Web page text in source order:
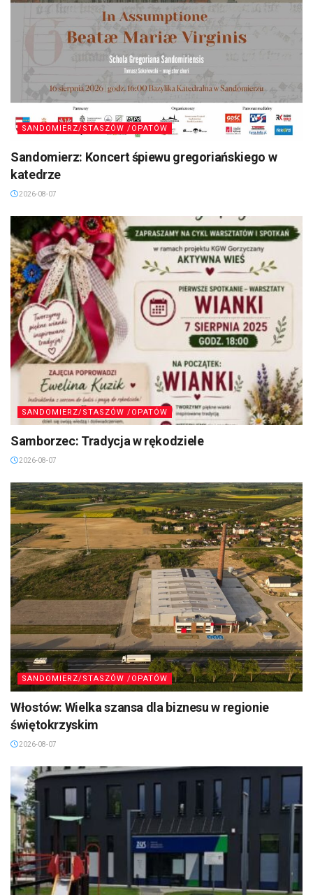
SANDOMIERZ/STASZÓW /OPATÓW
Sandomierz: Koncert śpiewu gregoriańskiego w
katedrze
2026-08-07
SANDOMIERZ/STASZÓW /OPATÓW
Samborzec: Tradycja w rękodziele
2026-08-07
SANDOMIERZ/STASZÓW /OPATÓW
Włostów: Wielka szansa dla biznesu w regionie
świętokrzyskim
2026-08-07